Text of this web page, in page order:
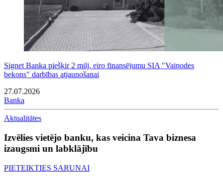
Signet Banka piešķir 2 milj. eiro finansējumu SIA "Vaiņodes
bekons" darbības atjaunošanai
27.07.2026
Banka
Aktualitātes
Izvēlies vietējo banku, kas veicina Tava biznesa
izaugsmi un labklājību
PIETEIKTIES SARUNAI